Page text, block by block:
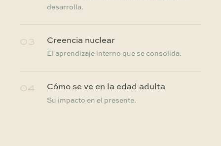
desarrolla.
03 Creencia nuclear
El aprendizaje interno que se consolida.
04 Cómo se ve en la edad adulta
Su impacto en el presente.